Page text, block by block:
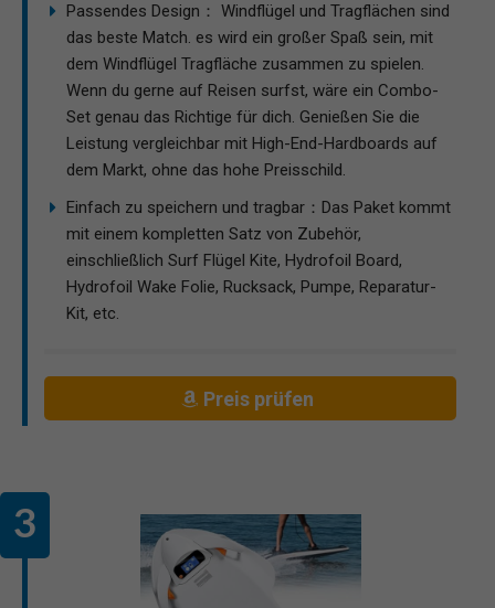
Passendes Design： Windflügel und Tragflächen sind
das beste Match. es wird ein großer Spaß sein, mit
dem Windflügel Tragfläche zusammen zu spielen.
Wenn du gerne auf Reisen surfst, wäre ein Combo-
Set genau das Richtige für dich. Genießen Sie die
Leistung vergleichbar mit High-End-Hardboards auf
dem Markt, ohne das hohe Preisschild.
Einfach zu speichern und tragbar：Das Paket kommt
mit einem kompletten Satz von Zubehör,
einschließlich Surf Flügel Kite, Hydrofoil Board,
Hydrofoil Wake Folie, Rucksack, Pumpe, Reparatur-
Kit, etc.
Preis prüfen